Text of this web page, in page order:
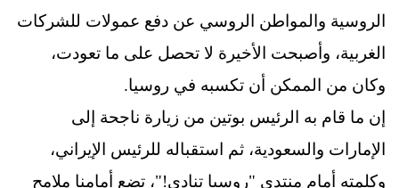
الروسية والمواطن الروسي عن دفع عمولات للشركات
الغربية، وأصبحت الأخيرة لا تحصل على ما تعودت،
وكان من الممكن أن تكسبه في روسيا.
إن ما قام به الرئيس بوتين من زيارة ناجحة إلى
الإمارات والسعودية، ثم استقباله للرئيس الإيراني،
وكلمته أمام منتدى "روسيا تنادي!"، تضع أمامنا ملامح